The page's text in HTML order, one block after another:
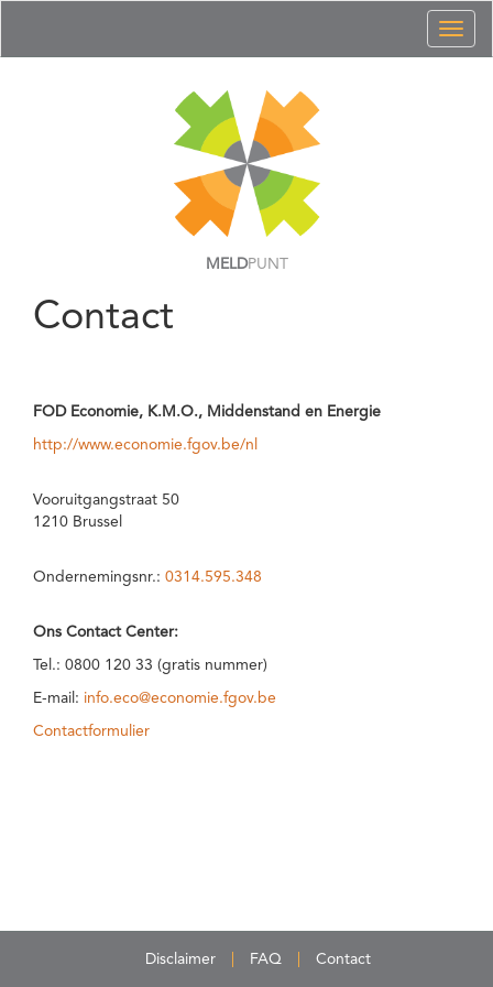
MELDPUNT
Contact
FOD Economie, K.M.O., Middenstand en Energie
http://www.economie.fgov.be/nl
Vooruitgangstraat 50
1210 Brussel
Ondernemingsnr.: 0314.595.348
Ons Contact Center:
Tel.: 0800 120 33 (gratis nummer)
E-mail: info.eco@economie.fgov.be
Contactformulier
Disclaimer FAQ Contact